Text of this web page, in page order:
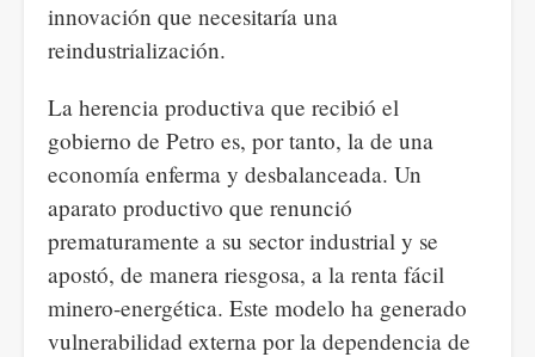
innovación que necesitaría una
reindustrialización.
La herencia productiva que recibió el
gobierno de Petro es, por tanto, la de una
economía enferma y desbalanceada. Un
aparato productivo que renunció
prematuramente a su sector industrial y se
apostó, de manera riesgosa, a la renta fácil
minero-energética. Este modelo ha generado
vulnerabilidad externa por la dependencia de